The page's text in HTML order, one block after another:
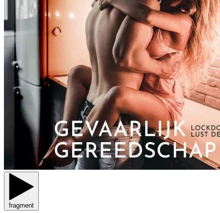
fragment